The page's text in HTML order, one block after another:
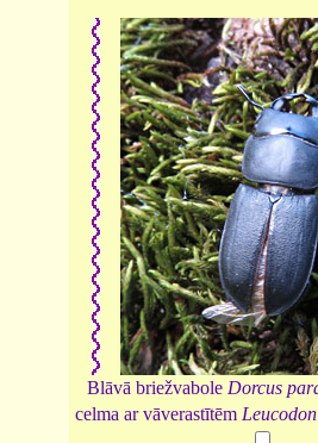
Blāvā briežvabole Dorcus
celma ar vāverastītēm